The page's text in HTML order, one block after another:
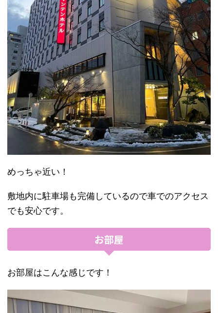
めっちゃ近い！
敷地内に駐車場も完備しているので車でのアクセス
でも安心です。
お部屋
お部屋はこんな感じです！